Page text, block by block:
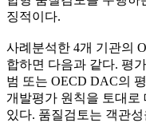
징적이다.
사례분석한 4개 기관의
합하면 다음과 같다. 평
범 또는 OECD DAC의
개발평가 원칙을 토대로
있다. 품질검토는 객관